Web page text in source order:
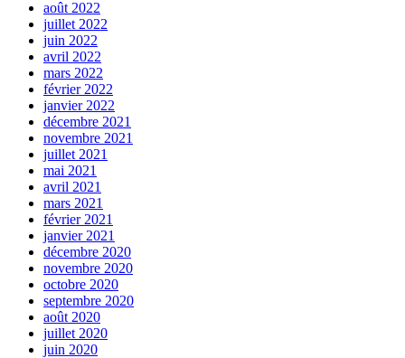
août 2022
juillet 2022
juin 2022
avril 2022
mars 2022
février 2022
janvier 2022
décembre 2021
novembre 2021
juillet 2021
mai 2021
avril 2021
mars 2021
février 2021
janvier 2021
décembre 2020
novembre 2020
octobre 2020
septembre 2020
août 2020
juillet 2020
juin 2020